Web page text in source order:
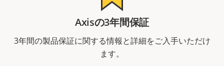
Axisの3年間保証
3年間の製品保証に関する情報と詳細をご入手いただけ
ます。